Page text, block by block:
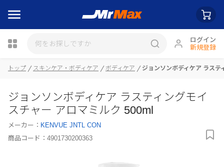
ログイン
新規登録
トップ スキンケア・ボディケア ボディケア ジョンソンボディケア ラス
ジョンソンボディケア ラスティングモイ
スチャー アロマミルク 500ml
メーカー： KENVUE JNTL CON
商品コード： 4901730200363